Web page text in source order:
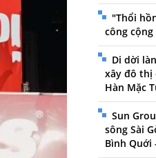
"Thổi
công
Di dời
xây đô thị
Hàn Mặc
Sun
sông Sài
Bình Quới